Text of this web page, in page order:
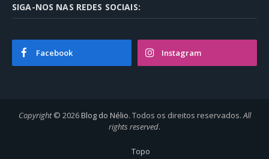
SIGA-NOS NAS REDES SOCIAIS:
Facebook Instagram
Copyright© 2026Blog do Nélio. Todos os direitos reservados.All
rights reserved.
Topo